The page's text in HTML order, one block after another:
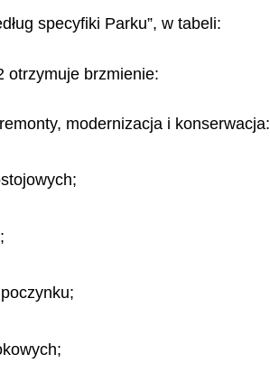
specyfiki Parku”, w tabeli:
otrzymuje brzmienie:
modernizacja i konserwacja: